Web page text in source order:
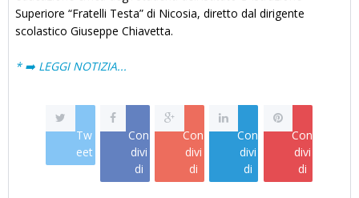
Superiore “Fratelli Testa” di Nicosia, diretto dal dirigente
scolastico Giuseppe Chiavetta.
* ➡️ LEGGI NOTIZIA...
Tw
eet
Con
divi
di
Con
divi
di
Con
divi
di
Con
divi
di